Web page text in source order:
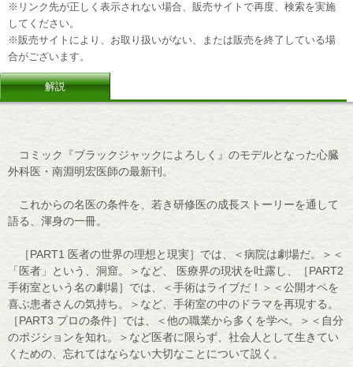
※リンク先が正しく表示されない場合、販売サイトで再度、検索を実施
してください。
※販売サイトにより、お取り扱いがない、または販売を終了している場
合がございます。
解説
コミック『ブラックジャックによろしく』のモデルとなった心臓
外科医・南淵明宏医師の最新刊。
これからの名医の条件を、若き研修医の成長ストーリーを通して
語る、渾身の一冊。
［PART1 医者の世界の理想と現実］では、＜病院は劇場だ。＞＜
「医者」という、洞窟。＞など、 医療界の現状を吐露し、［PART2
手術室という名の劇場］では、＜手術はライブだ！＞＜公開オペを
喜ぶ患者さんの気持ち。＞など、手術室の中のドラマを再現する。
［PART3 プロの条件］では、＜他の職業から多くを学べ。＞＜自分
のポジションを知れ。＞など医者に限らず、社会人として生きてい
くための、忘れてはならない大切なことについて説く。